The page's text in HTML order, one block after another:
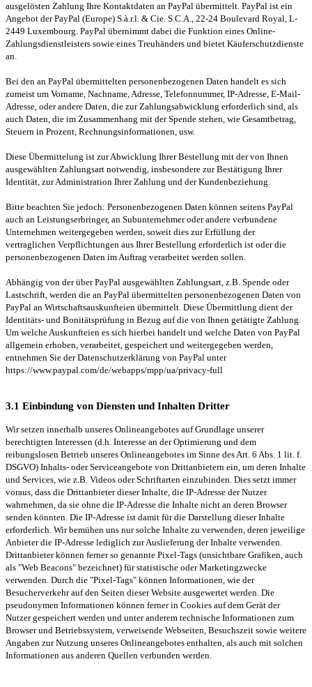
ausgelösten Zahlung Ihre Kontaktdaten an PayPal übermittelt. PayPal ist ein
Angebot der PayPal (Europe) S.à.r.l. & Cie. S.C.A., 22-24 Boulevard Royal, L-
2449 Luxembourg. PayPal übernimmt dabei die Funktion eines Online-
Zahlungsdienstleisters sowie eines Treuhänders und bietet Käuferschutzdienste
an.
Bei den an PayPal übermittelten personenbezogenen Daten handelt es sich
zumeist um Vorname, Nachname, Adresse, Telefonnummer, IP-Adresse, E-Mail-
Adresse, oder andere Daten, die zur Zahlungsabwicklung erforderlich sind, als
auch Daten, die im Zusammenhang mit der Spende stehen, wie Gesamtbetrag,
Steuern in Prozent, Rechnungsinformationen, usw.
Diese Übermittelung ist zur Abwicklung Ihrer Bestellung mit der von Ihnen
ausgewählten Zahlungsart notwendig, insbesondere zur Bestätigung Ihrer
Identität, zur Administration Ihrer Zahlung und der Kundenbeziehung.
Bitte beachten Sie jedoch: Personenbezogenen Daten können seitens PayPal
auch an Leistungserbringer, an Subunternehmer oder andere verbundene
Unternehmen weitergegeben werden, soweit dies zur Erfüllung der
vertraglichen Verpflichtungen aus Ihrer Bestellung erforderlich ist oder die
personenbezogenen Daten im Auftrag verarbeitet werden sollen.
Abhängig von der über PayPal ausgewählten Zahlungsart, z.B. Spende oder
Lastschrift, werden die an PayPal übermittelten personenbezogenen Daten von
PayPal an Wirtschaftsauskunfteien übermittelt. Diese Übermittlung dient der
Identitäts- und Bonitätsprüfung in Bezug auf die von Ihnen getätigte Zahlung.
Um welche Auskunfteien es sich hierbei handelt und welche Daten von PayPal
allgemein erhoben, verarbeitet, gespeichert und weitergegeben werden,
entnehmen Sie der Datenschutzerklärung von PayPal unter
https://www.paypal.com/de/webapps/mpp/ua/privacy-full
3.1 Einbindung von Diensten und Inhalten Dritter
Wir setzen innerhalb unseres Onlineangebotes auf Grundlage unserer
berechtigten Interessen (d.h. Interesse an der Optimierung und dem
reibungslosen Betrieb unseres Onlineangebotes im Sinne des Art. 6 Abs. 1 lit. f.
DSGVO) Inhalts- oder Serviceangebote von Drittanbietern ein, um deren Inhalte
und Services, wie z.B. Videos oder Schriftarten einzubinden. Dies setzt immer
voraus, dass die Drittanbieter dieser Inhalte, die IP-Adresse der Nutzer
wahrnehmen, da sie ohne die IP-Adresse die Inhalte nicht an deren Browser
senden könnten. Die IP-Adresse ist damit für die Darstellung dieser Inhalte
erforderlich. Wir bemühen uns nur solche Inhalte zu verwenden, deren jeweilige
Anbieter die IP-Adresse lediglich zur Auslieferung der Inhalte verwenden.
Drittanbieter können ferner so genannte Pixel-Tags (unsichtbare Grafiken, auch
als "Web Beacons" bezeichnet) für statistische oder Marketingzwecke
verwenden. Durch die "Pixel-Tags" können Informationen, wie der
Besucherverkehr auf den Seiten dieser Website ausgewertet werden. Die
pseudonymen Informationen können ferner in Cookies auf dem Gerät der
Nutzer gespeichert werden und unter anderem technische Informationen zum
Browser und Betriebssystem, verweisende Webseiten, Besuchszeit sowie weitere
Angaben zur Nutzung unseres Onlineangebotes enthalten, als auch mit solchen
Informationen aus anderen Quellen verbunden werden.